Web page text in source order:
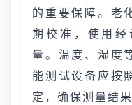
的重要保障。老
期校准，使用
量。温度、湿度
能测试设备应按
定，确保测量结